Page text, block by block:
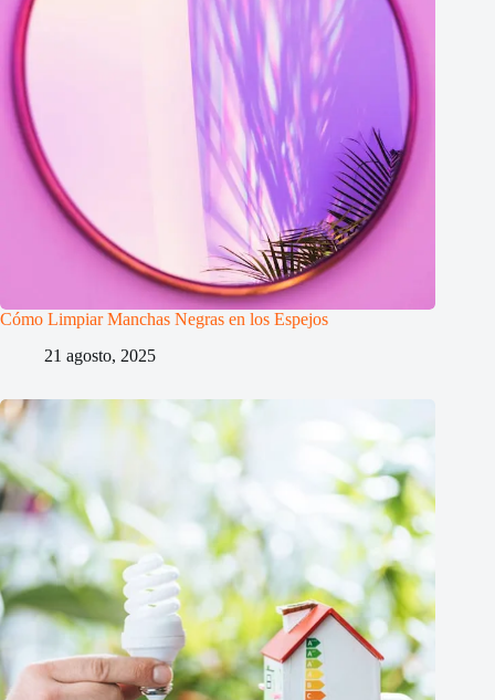
Cómo Limpiar Manchas Negras en los Espejos
21 agosto, 2025